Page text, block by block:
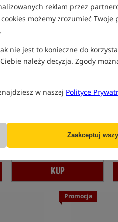
reklam przez
możemy zrozumieć Twoje
nie jest to konieczne do
należy decyzja. Zgody
w naszej Polityce
Zaakceptuj
Promocja
SHIMANO Aero X7A
1 309,99PLN
/ -20%
Min. cena z 30 dni przed
KUP
Promocja